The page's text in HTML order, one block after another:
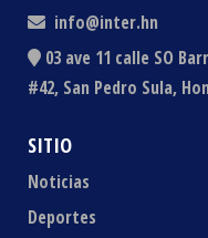
info@inter.hn
03 ave 11 calle SO
#42, San Pedro Sula,
SITIO
Noticias
Deportes